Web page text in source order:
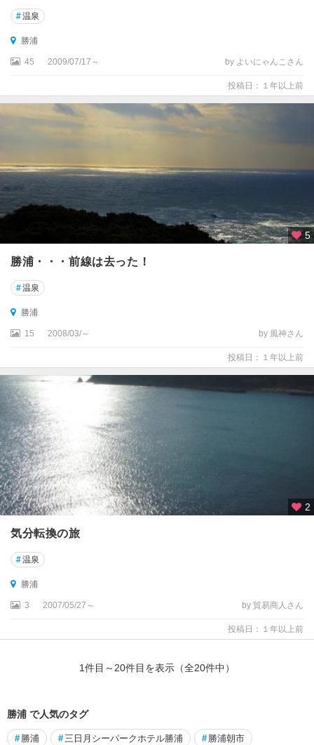
#温泉
勝浦
45 2009/07/17～ by よいにゃんこさん
投稿日：１年以上前
5
勝浦・・・前線は去った！
#温泉
勝浦
15 2008/03/～ by 風神さん
投稿日：１年以上前
2
気分転換の旅
#温泉
勝浦
3 2007/05/27～ by 貿易商人さん
投稿日：１年以上前
1件目～20件目を表示（全20件中）
勝浦 で人気のタグ
# 勝浦 #三日月シーパークホテル勝浦 # 勝浦朝市